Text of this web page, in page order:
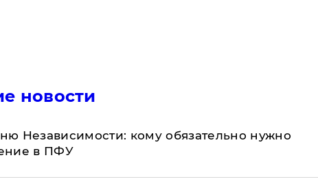
новости
Независимости: кому обязательно нужно
в ПФУ